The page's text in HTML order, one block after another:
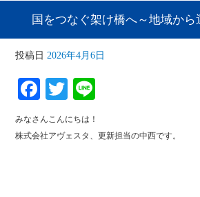
国をつなぐ架け橋へ～地域から
投稿日 2026年4月6日
Facebook
Twitter
みなさんこんにちは！
株式会社アヴェスタ、更新担当の中西です。